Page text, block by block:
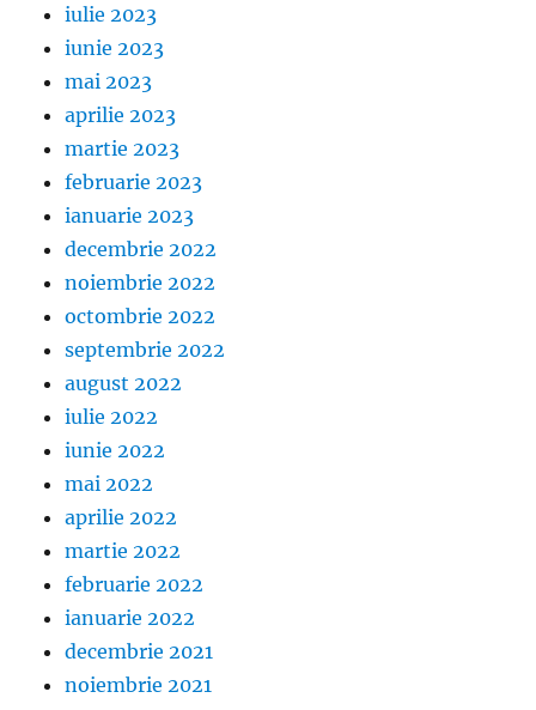
iulie 2023
iunie 2023
mai 2023
aprilie 2023
martie 2023
februarie 2023
ianuarie 2023
decembrie 2022
noiembrie 2022
octombrie 2022
septembrie 2022
august 2022
iulie 2022
iunie 2022
mai 2022
aprilie 2022
martie 2022
februarie 2022
ianuarie 2022
decembrie 2021
noiembrie 2021